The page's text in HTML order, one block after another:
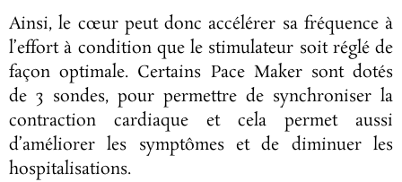
Ainsi, le cœur peut donc accélérer sa fréquence à
l’effort à condition que le stimulateur soit réglé de
façon optimale. Certains Pace Maker sont dotés
de 3 sondes, pour permettre de synchroniser la
contraction cardiaque et cela permet aussi
d’améliorer les symptômes et de diminuer les
hospitalisations.